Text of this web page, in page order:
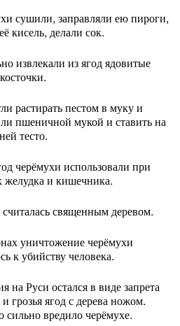
сушили, заправляли ею пироги,
кисель, делали сок.
извлекали из ягод ядовитые
косточки.
растирать пестом в муку и
пшеничной мукой и ставить на
ней тесто.
черёмухи использовали при
желудка и кишечника.
священным деревом.
уничтожение черёмухи
к убийству человека.
на Руси остался в виде запрета
грозья ягод с дерева ножом.
сильно вредило черёмухе.